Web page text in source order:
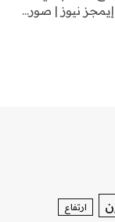
نيوز | صور…
ارتفاع